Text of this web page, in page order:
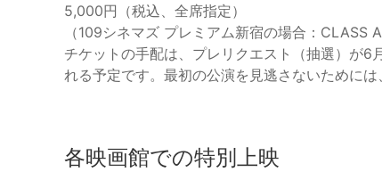
5,000円（税込、全席指定）
（109シネマズ プレミアム新宿の場合：CLASS
チケットの手配は、プレリクエスト（抽選）が
れる予定です。最初の公演を見逃さないためには
各映画館での特別上映